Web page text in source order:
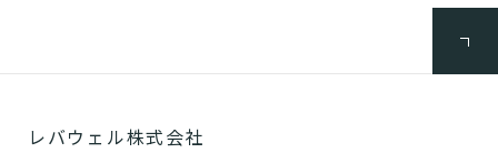
レバウェル株式会社